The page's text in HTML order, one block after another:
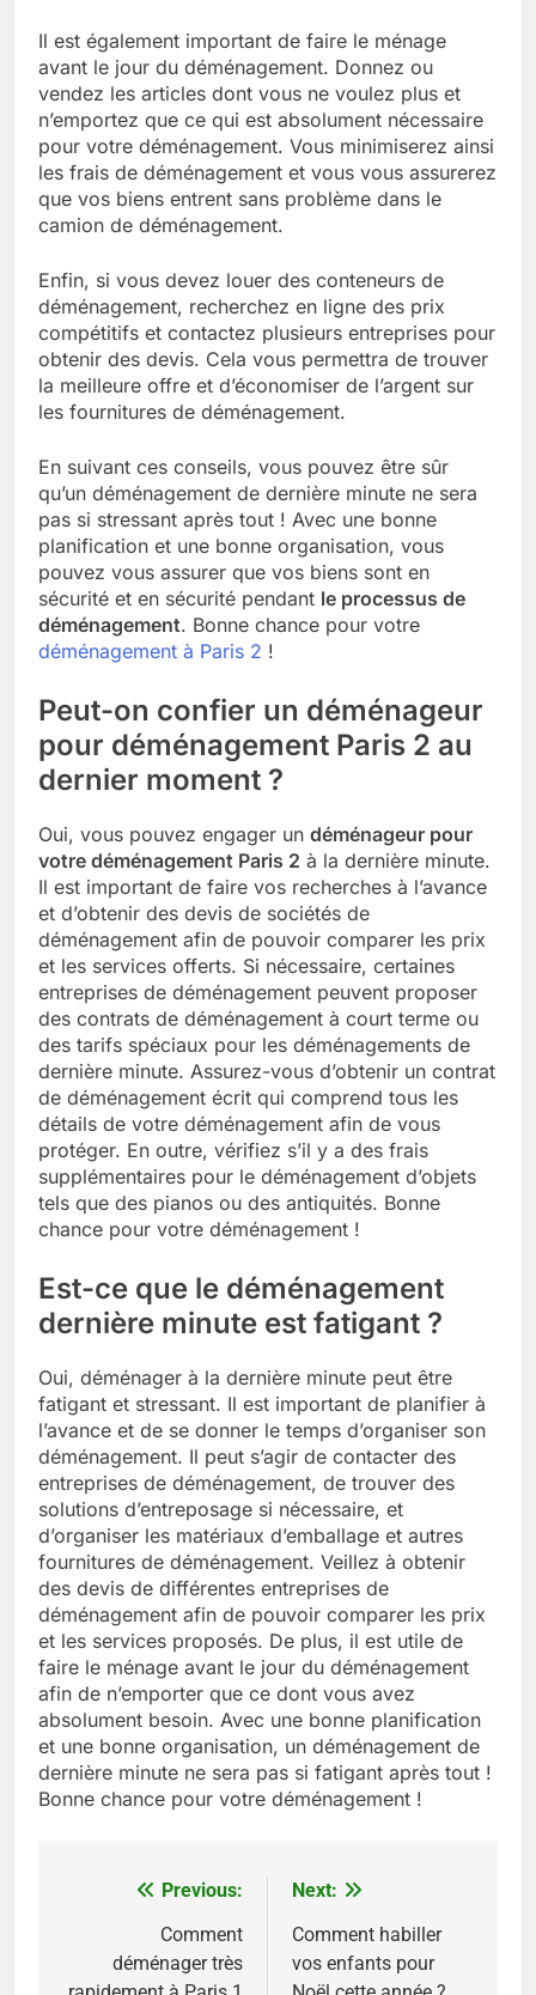
Il est également important de faire le ménage
avant le jour du déménagement. Donnez ou
vendez les articles dont vous ne voulez plus et
n’emportez que ce qui est absolument nécessaire
pour votre déménagement. Vous minimiserez ainsi
les frais de déménagement et vous vous assurerez
que vos biens entrent sans problème dans le
camion de déménagement.
Enfin, si vous devez louer des conteneurs de
déménagement, recherchez en ligne des prix
compétitifs et contactez plusieurs entreprises pour
obtenir des devis. Cela vous permettra de trouver
la meilleure offre et d’économiser de l’argent sur
les fournitures de déménagement.
En suivant ces conseils, vous pouvez être sûr
qu’un déménagement de dernière minute ne sera
pas si stressant après tout ! Avec une bonne
planification et une bonne organisation, vous
pouvez vous assurer que vos biens sont en
sécurité et en sécurité pendant le processus de
déménagement. Bonne chance pour votre
déménagement à Paris 2 !
Peut-on confier un déménageur
pour déménagement Paris 2 au
dernier moment ?
Oui, vous pouvez engager un déménageur pour
votre déménagement Paris 2 à la dernière minute.
Il est important de faire vos recherches à l’avance
et d’obtenir des devis de sociétés de
déménagement afin de pouvoir comparer les prix
et les services offerts. Si nécessaire, certaines
entreprises de déménagement peuvent proposer
des contrats de déménagement à court terme ou
des tarifs spéciaux pour les déménagements de
dernière minute. Assurez-vous d’obtenir un contrat
de déménagement écrit qui comprend tous les
détails de votre déménagement afin de vous
protéger. En outre, vérifiez s’il y a des frais
supplémentaires pour le déménagement d’objets
tels que des pianos ou des antiquités. Bonne
chance pour votre déménagement !
Est-ce que le déménagement
dernière minute est fatigant ?
Oui, déménager à la dernière minute peut être
fatigant et stressant. Il est important de planifier à
l’avance et de se donner le temps d’organiser son
déménagement. Il peut s’agir de contacter des
entreprises de déménagement, de trouver des
solutions d’entreposage si nécessaire, et
d’organiser les matériaux d’emballage et autres
fournitures de déménagement. Veillez à obtenir
des devis de différentes entreprises de
déménagement afin de pouvoir comparer les prix
et les services proposés. De plus, il est utile de
faire le ménage avant le jour du déménagement
afin de n’emporter que ce dont vous avez
absolument besoin. Avec une bonne planification
et une bonne organisation, un déménagement de
dernière minute ne sera pas si fatigant après tout !
Bonne chance pour votre déménagement !
Navigation
l’article
Previous:
Comment
déménager très
Next:
Comment habiller
vos enfants pour